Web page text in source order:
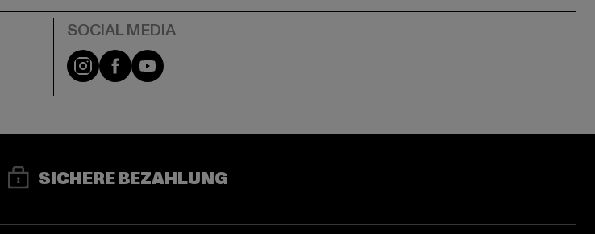
Instagram
FacebookYouTube
SICHERE BEZAHLUNG